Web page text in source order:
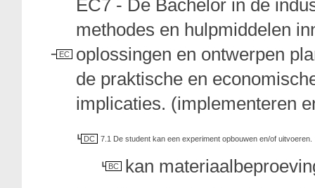
EC
EC7 - De Bachelor in de
methodes en hulpmiddelen
oplossingen en ontwerpen
de praktische en
implicaties. (implementeren
DC 7.1 De student kan een experiment opbouwen en/of uitvoeren.
BC kan